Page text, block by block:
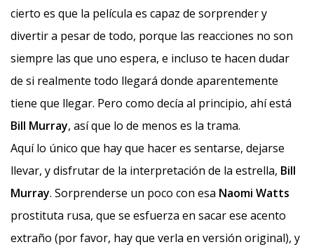
cierto es que la película es capaz de sorprender y
divertir a pesar de todo, porque las reacciones no son
siempre las que uno espera, e incluso te hacen dudar
de si realmente todo llegará donde aparentemente
tiene que llegar. Pero como decía al principio, ahí está
Bill Murray, así que lo de menos es la trama.
Aquí lo único que hay que hacer es sentarse, dejarse
llevar, y disfrutar de la interpretación de la estrella, Bill
Murray. Sorprenderse un poco con esa Naomi Watts
prostituta rusa, que se esfuerza en sacar ese acento
extraño (por favor, hay que verla en versión original), y